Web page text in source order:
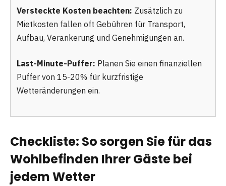
Versteckte Kosten beachten: Zusätzlich zu
Mietkosten fallen oft Gebühren für Transport,
Aufbau, Verankerung und Genehmigungen an.
Last-Minute-Puffer: Planen Sie einen finanziellen
Puffer von 15-20% für kurzfristige
Wetteränderungen ein.
Checkliste: So sorgen Sie für das
Wohlbefinden Ihrer Gäste bei
jedem Wetter